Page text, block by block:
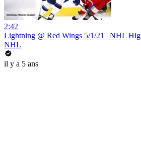
2:42
Lightning @ Red Wings 5/1/21 | NHL
NHL
il y a 5 ans